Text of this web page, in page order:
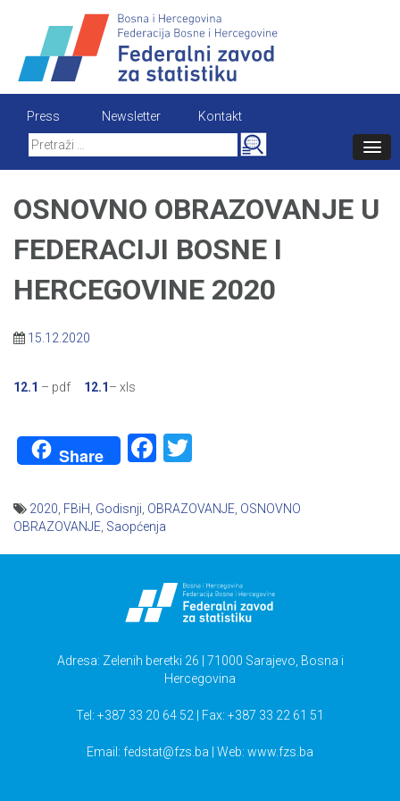
content
Press Newsletter
Kontakt
Search
for:
OSNOVNO OBRAZOVANJE U
FEDERACIJI BOSNE I
HERCEGOVINE 2020
15.12.2020
12.1 – pdf 12.1– xls
Share Facebook
2020 FBiH Godisnji OBRAZOVANJE OSNOVNO
OBRAZOVANJE Saopćenja
Adresa: Zelenih beretki 26 | 71000 Sarajevo, Bosna i
Hercegovina
Tel: +387 33 20 64 52 | Fax: +387 33 22 61 51
Email: fedstat@fzs.ba | Web: www.fzs.ba